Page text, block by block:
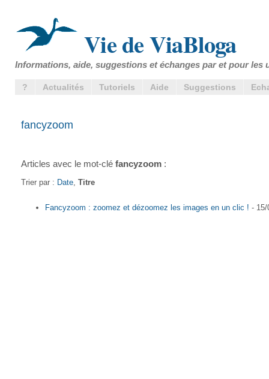
Vie de ViaBloga
Informations, aide, suggestions et échanges par et pour les
? Actualités Tutoriels Aide Suggestions
fancyzoom
Articles avec le mot-clé fancyzoom :
Trier par : Date Titre
Fancyzoom : zoomez et dézoomez les images en un clic ! - 15/